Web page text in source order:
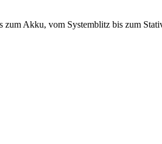
Akku, vom Systemblitz bis zum